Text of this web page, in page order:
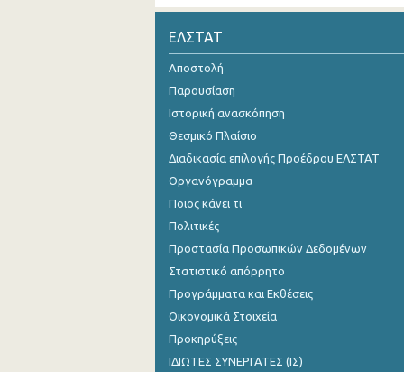
Μαρτίου 2024
Φεβρουαρίου 2024
Ιανουαρίου 2024
Νοεμβρίου 2023
Σεπτεμβρίου 2023
Αυγούστου 2023
Ιουλίου 2023
Ιουνίου 2023
Μαΐου 2023
Απριλίου 2023
ΕΛΣΤΑΤ
Αποστολή
Παρουσίαση
Ιστορική ανασκόπηση
Θεσμικό Πλαίσιο
Διαδικασία επιλογής Προέδρου ΕΛΣΤΑΤ
Οργανόγραμμα
Ποιος κάνει τι
Πολιτικές
Προστασία Προσωπικών Δεδομένων
Στατιστικό απόρρητο
Προγράμματα και Εκθέσεις
Οικονομικά Στοιχεία
Προκηρύξεις
ΙΔΙΩΤΕΣ ΣΥΝΕΡΓΑΤΕΣ (ΙΣ)